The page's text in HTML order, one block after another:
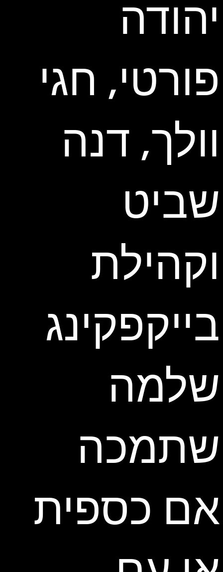
יהודה
פורטי, חגי
וולך, דנה
שביט
וקהילת
בייקפקינג
שלמה
שתמכה
אם כספית